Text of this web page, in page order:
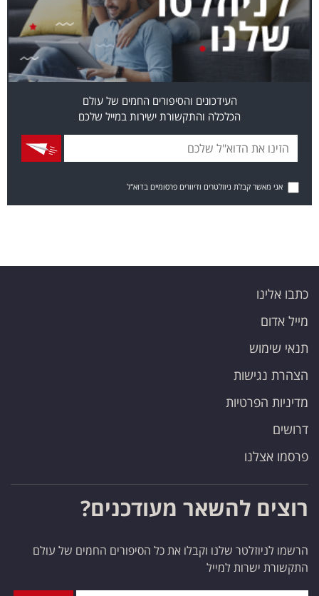
העידכונים והסיפורים החמים של עולם
הכלכלה והתקשורת ישירות במייל שלכם
אני מאשר קבלת ניוזלטרים ודיוורים פרסומיים בדוא"ל
כתבו אלינו
מייל אדום
תנאי שימוש
הצהרת נגישות
מדיניות הפרטיות
דרושים
פרסמו אצלנו
רוצים להשאר מעודכנים?
הרשמו לניוזלטר שלנו וקבלו את כל הסיפורים החמים של עולם
התקשורת ישרות למייל